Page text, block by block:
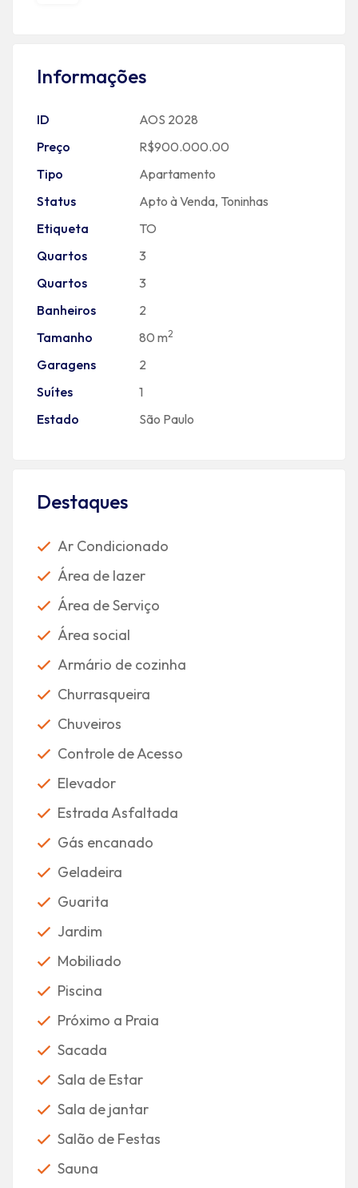
Informações
ID
AOS 2028
Preço
R$900.000.00
Tipo
Apartamento
Status
Apto à Venda, Toninhas
Etiqueta
TO
Quartos
3
Quartos
3
Banheiros
2
Tamanho
80 m2
Garagens
2
Suítes
1
Estado
São Paulo
Destaques
Ar Condicionado
Área de lazer
Área de Serviço
Área social
Armário de cozinha
Churrasqueira
Chuveiros
Controle de Acesso
Elevador
Estrada Asfaltada
Gás encanado
Geladeira
Guarita
Jardim
Mobiliado
Piscina
Próximo a Praia
Sacada
Sala de Estar
Sala de jantar
Salão de Festas
Sauna